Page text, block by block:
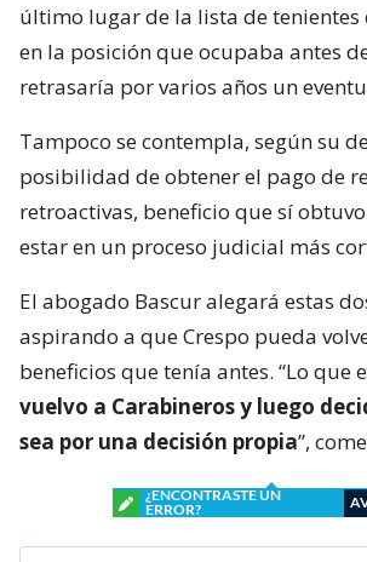
último lugar de la lista de tenientes
en la posición que ocupaba antes
retrasaría por varios años un
Tampoco se contempla, según su
posibilidad de obtener el pago de
retroactivas, beneficio que sí
estar en un proceso judicial más
El abogado Bascur alegará estas
aspirando a que Crespo pueda
beneficios que tenía antes. “Lo que
vuelvo a Carabineros y luego
sea por una decisión propia”,
¿ENCONTRASTE UN
ERROR?